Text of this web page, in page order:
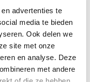
advertenties te
media te bieden
Ook delen we
site met onze
en analyse. Deze
met andere
is een schoolmusical
viering van 400 jaar
scholieren heeft
De revival komt vrij
en 1990) werd de
over Amsterdamse
niet tot het vaste